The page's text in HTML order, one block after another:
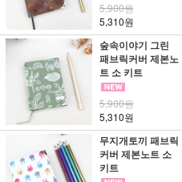
5,900원
5,310원
숲속이야기 그린
패브릭커버 제본노
트 소 키트
5,900원
5,310원
무지개토끼 패브릭
커버 제본노트 소
키트